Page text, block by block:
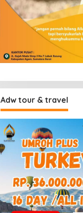
Adw tour & travel